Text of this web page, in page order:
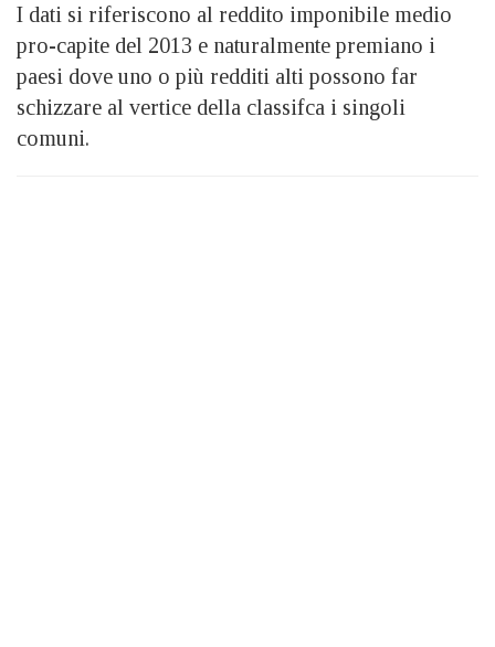
I dati si riferiscono al reddito imponibile medio
pro-capite del 2013 e naturalmente premiano i
paesi dove uno o più redditi alti possono far
schizzare al vertice della classifca i singoli
comuni.